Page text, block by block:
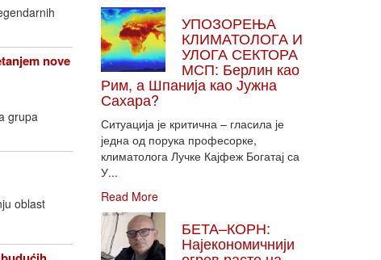
nove
grupa
oblast
УПОЗОРЕЊА
КЛИМАТОЛОГА И
УЛОГА СЕКТОРА
МСП: Берлин као
Рим, а Шпанија као Јужна
Сахара?
Ситуација је критична – гласила је
једна од порука професорке,
климатолога Лучке Кајфеж Богатај са
У...
Read More
БЕТА–КОРН:
Најекономичнији